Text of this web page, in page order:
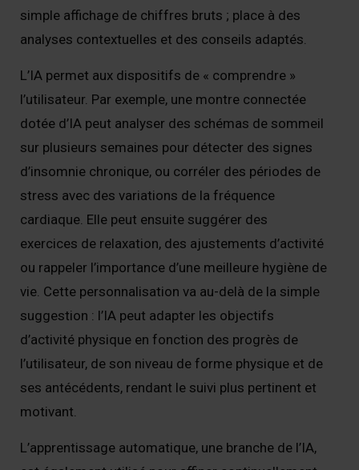
simple affichage de chiffres bruts ; place à des
analyses contextuelles et des conseils adaptés.
L’IA permet aux dispositifs de « comprendre »
l’utilisateur. Par exemple, une montre connectée
dotée d’IA peut analyser des schémas de sommeil
sur plusieurs semaines pour détecter des signes
d’insomnie chronique, ou corréler des périodes de
stress avec des variations de la fréquence
cardiaque. Elle peut ensuite suggérer des
exercices de relaxation, des ajustements d’activité
ou rappeler l’importance d’une meilleure hygiène de
vie. Cette personnalisation va au-delà de la simple
suggestion : l’IA peut adapter les objectifs
d’activité physique en fonction des progrès de
l’utilisateur, de son niveau de forme physique et de
ses antécédents, rendant le suivi plus pertinent et
motivant.
L’apprentissage automatique, une branche de l’IA,